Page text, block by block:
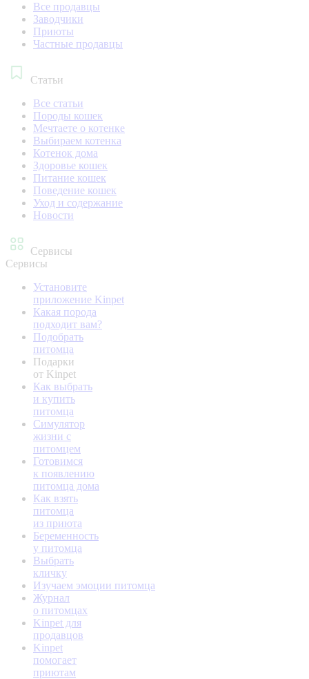
Все продавцы
Заводчики
Приюты
Частные продавцы
Статьи
Все статьи
Породы кошек
Мечтаете о котенке
Выбираем котенка
Котенок дома
Здоровье кошек
Питание кошек
Поведение кошек
Уход и содержание
Новости
Сервисы
Сервисы
Установите
приложение Kinpet
Какая порода
подходит вам?
Подобрать
питомца
Подарки
от Kinpet
Как выбрать
и купить
питомца
Симулятор
жизни с
питомцем
Готовимся
к появлению
питомца дома
Как взять
питомца
из приюта
Беременность
у питомца
Выбрать
кличку
Изучаем эмоции питомца
Журнал
о питомцах
Kinpet для
продавцов
Kinpet
помогает
приютам